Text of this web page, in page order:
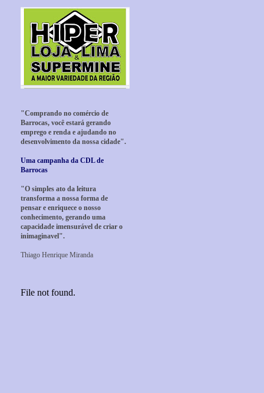
"Comprando no comércio de
Barrocas, você estará gerando
emprego e renda e ajudando no
desenvolvimento da nossa cidade".
Uma campanha da CDL de
Barrocas
"O simples ato da leitura
transforma a nossa forma de
pensar e enriquece o nosso
conhecimento, gerando uma
capacidade imensurável de criar o
inimaginavel".
Thiago Henrique Miranda